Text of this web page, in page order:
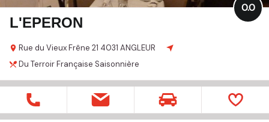
L'EPERON
Rue du Vieux Frêne 21 4031 ANGLEUR
0.0
Du TerroirFrançaise Saisonnière